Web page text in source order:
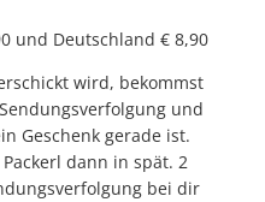
und Deutschland € 8,90
wird, bekommst
und
Geschenk gerade ist.
dann in spät. 2
bei dir